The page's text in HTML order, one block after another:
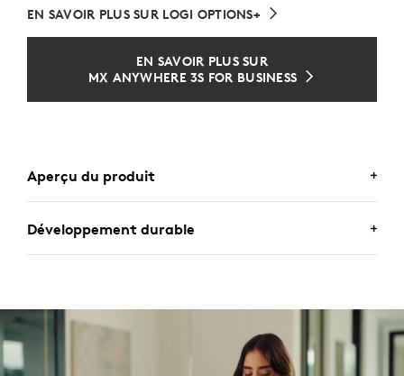
EN SAVOIR PLUS SUR LOGI OPTIONS+
EN SAVOIR PLUS SUR
MX ANYWHERE 3S FOR BUSINESS
Aperçu du produit
déplacement avec un défilement MagSpeed rapide et
précis. Des clics discrets et un suivi à 8 000 ppp qui
Développement durable
UN DESIGN PENSÉ POUR UN